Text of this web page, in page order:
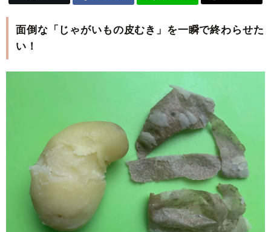
面倒な「じゃがいもの皮むき」を一瞬で終わらせた
い！